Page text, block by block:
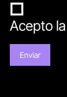
Acepto la